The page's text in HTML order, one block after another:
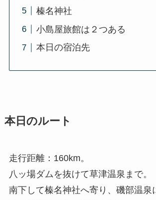
榛名神社
小島屋旅館は２つある
本日の宿泊先
本日のルート
走行距離：160km。
八ッ場ダムを抜けて草津温泉まで。
南下して榛名神社へ寄り、磯部温泉